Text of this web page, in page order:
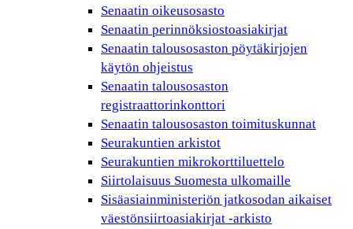
Senaatin oikeusosasto
Senaatin perinnöksiostoasiakirjat
Senaatin talousosaston pöytäkirjojen
käytön ohjeistus
Senaatin talousosaston
registraattorinkonttori
Senaatin talousosaston toimituskunnat
Seurakuntien arkistot
Seurakuntien mikrokorttiluettelo
Siirtolaisuus Suomesta ulkomaille
Sisäasiainministeriön jatkosodan aikaiset
väestönsiirtoasiakirjat -arkisto